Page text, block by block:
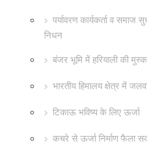
पर्यावरण कार्यकर्ता व समाज
निधन
बंजर भूमि में हरियाली की
भारतीय हिमालय क्षेत्र में
टिकाऊ भविष्य के लिए ऊर्जा
कचरे से ऊर्जा निर्माण फैला